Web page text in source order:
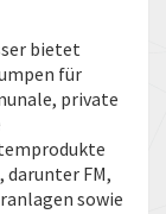
bietet
für
private
darunter FM,
sowie